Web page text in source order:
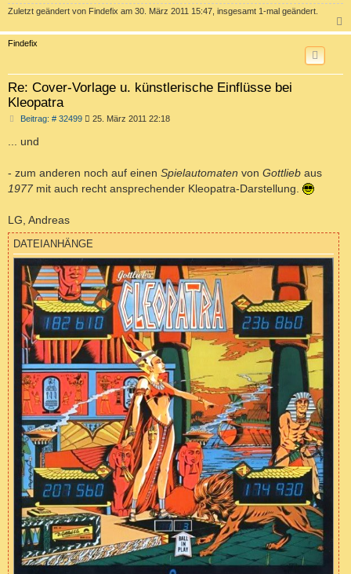
Zuletzt geändert von Findefix am 30. März 2011 15:47, insgesamt 1-mal geändert.
a
Findefix
Re: Cover-Vorlage u. künstlerische Einflüsse bei
Kleopatra
Beitrag: # 32499B
g
25. März 2011 22:18
... und
- zum anderen noch auf einen Spielautomaten von Gottlieb aus
1977mit auch recht ansprechender Kleopatra-Darstellung.
LG, Andreas
DATEIANHÄNGE